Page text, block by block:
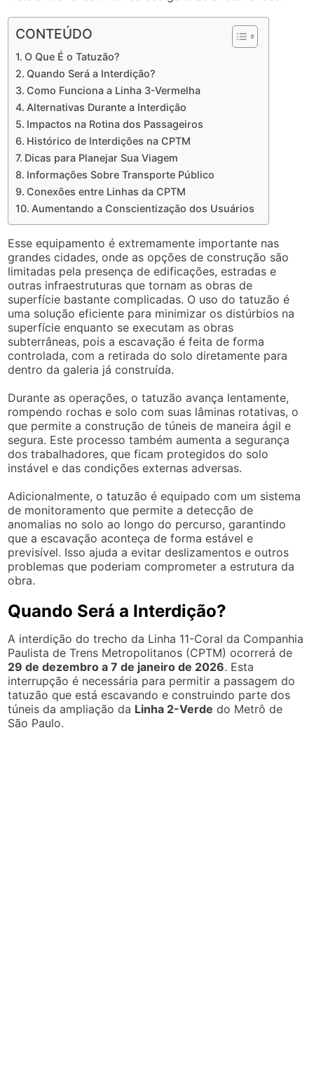
CONTEÚDO
O Que É o Tatuzão?
Quando Será a Interdição?
Como Funciona a Linha 3-Vermelha
Alternativas Durante a Interdição
Impactos na Rotina dos Passageiros
Histórico de Interdições na CPTM
Dicas para Planejar Sua Viagem
Informações Sobre Transporte Público
Conexões entre Linhas da CPTM
Aumentando a Conscientização dos Usuários
Esse equipamento é extremamente importante nas
grandes cidades, onde as opções de construção são
limitadas pela presença de edificações, estradas e
outras infraestruturas que tornam as obras de
superfície bastante complicadas. O uso do tatuzão é
uma solução eficiente para minimizar os distúrbios na
superfície enquanto se executam as obras
subterrâneas, pois a escavação é feita de forma
controlada, com a retirada do solo diretamente para
dentro da galeria já construída.
Durante as operações, o tatuzão avança lentamente,
rompendo rochas e solo com suas lâminas rotativas, o
que permite a construção de túneis de maneira ágil e
segura. Este processo também aumenta a segurança
dos trabalhadores, que ficam protegidos do solo
instável e das condições externas adversas.
Adicionalmente, o tatuzão é equipado com um sistema
de monitoramento que permite a detecção de
anomalias no solo ao longo do percurso, garantindo
que a escavação aconteça de forma estável e
previsível. Isso ajuda a evitar deslizamentos e outros
problemas que poderiam comprometer a estrutura da
obra.
Quando Será a Interdição?
A interdição do trecho da Linha 11-Coral da Companhia
Paulista de Trens Metropolitanos (CPTM) ocorrerá de
29 de dezembro a 7 de janeiro de 2026. Esta
interrupção é necessária para permitir a passagem do
tatuzão que está escavando e construindo parte dos
túneis da ampliação da Linha 2-Verde do Metrô de
São Paulo.